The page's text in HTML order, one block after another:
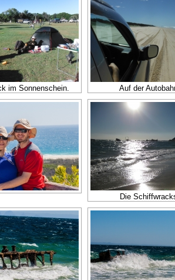
im Sonnenschein. Auf der
Die